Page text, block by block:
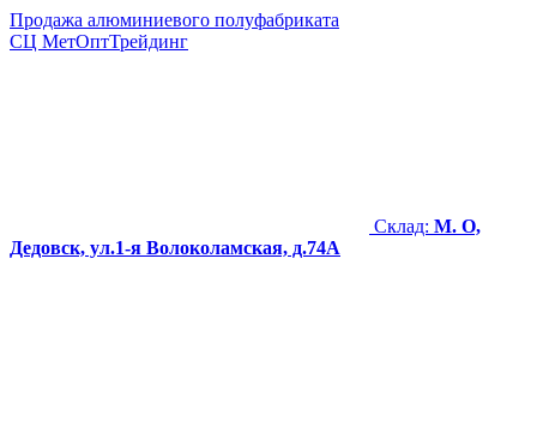
Продажа алюминиевого полуфабриката
СЦ МетОптТрейдинг
Склад: М. О,
Дедовск, ул.1-я Волоколамская, д.74А